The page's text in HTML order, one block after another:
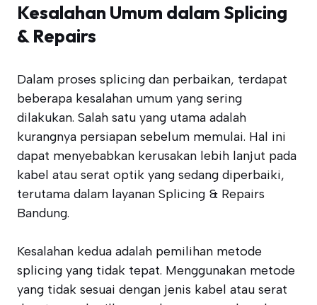
Kesalahan Umum dalam Splicing
& Repairs
Dalam proses splicing dan perbaikan, terdapat
beberapa kesalahan umum yang sering
dilakukan. Salah satu yang utama adalah
kurangnya persiapan sebelum memulai. Hal ini
dapat menyebabkan kerusakan lebih lanjut pada
kabel atau serat optik yang sedang diperbaiki,
terutama dalam layanan Splicing & Repairs
Bandung.
Kesalahan kedua adalah pemilihan metode
splicing yang tidak tepat. Menggunakan metode
yang tidak sesuai dengan jenis kabel atau serat